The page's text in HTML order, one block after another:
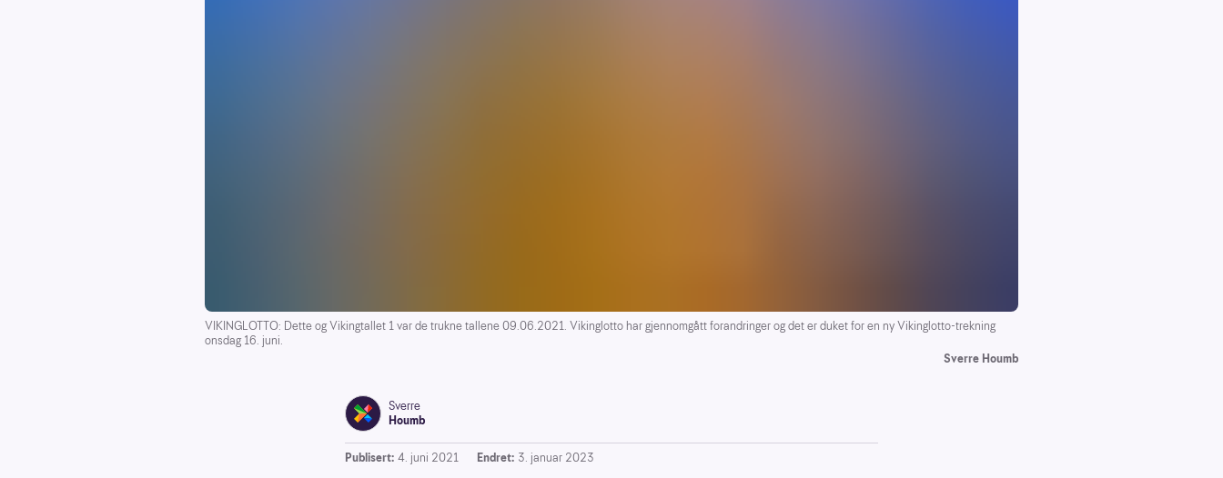
VIKINGLOTTO: Dette og Vikingtallet 1 var de trukne tallene 09.06.2021. Vikinglotto har gjennomgått forandringer og det er duket for en ny Vikinglotto-trekning
onsdag 16. juni.
Sverre Houmb
Sverre
Houmb
Publisert: 4. juni 2021 Endret: 3. januar 2023